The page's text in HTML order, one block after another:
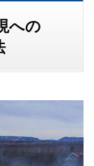
への